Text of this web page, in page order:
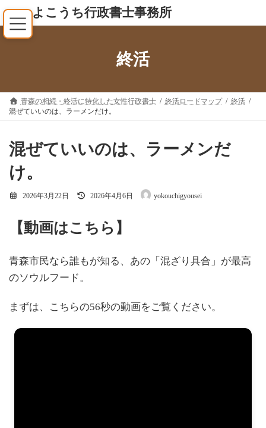
コ
テ
ッ
ナ
ゲ
移
よこうち行政書士事務所
終活
青森の相続・終活に特化した女性行政書士 終活ロードマップ
終活
混ぜていいのは、ラーメンだけ。
混ぜていいのは、ラーメンだ
け。
2026年3月22日
最
新
日
2026年4月6日 yokouchigyousei
【動画はこちら】
青森市民なら誰もが知る、あの「混ざり具合」が最高
のソウルフード。
まずは、こちらの56秒の動画をご覧ください。